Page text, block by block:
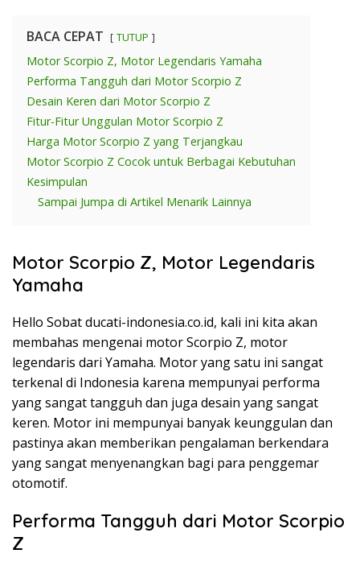
BACA CEPAT TUTUP
Motor Scorpio Z, Motor Legendaris Yamaha
Performa Tangguh dari Motor Scorpio Z
Desain Keren dari Motor Scorpio Z
Fitur-Fitur Unggulan Motor Scorpio Z
Harga Motor Scorpio Z yang Terjangkau
Motor Scorpio Z Cocok untuk Berbagai Kebutuhan
Kesimpulan
Sampai Jumpa di Artikel Menarik Lainnya
Motor Scorpio Z, Motor Legendaris
Yamaha
Hello Sobat ducati-indonesia.co.id, kali ini kita akan
membahas mengenai motor Scorpio Z, motor
legendaris dari Yamaha. Motor yang satu ini sangat
terkenal di Indonesia karena mempunyai performa
yang sangat tangguh dan juga desain yang sangat
keren. Motor ini mempunyai banyak keunggulan dan
pastinya akan memberikan pengalaman berkendara
yang sangat menyenangkan bagi para penggemar
otomotif.
Performa Tangguh dari Motor Scorpio
Z